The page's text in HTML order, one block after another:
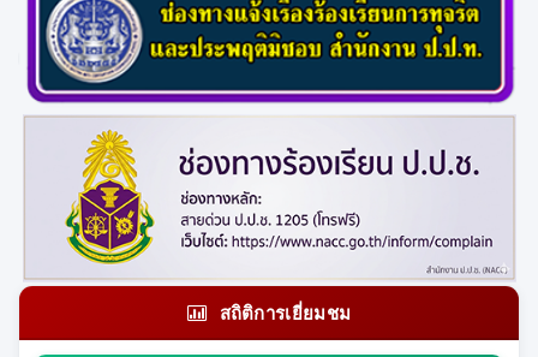
สถิติการเยี่ยมชม